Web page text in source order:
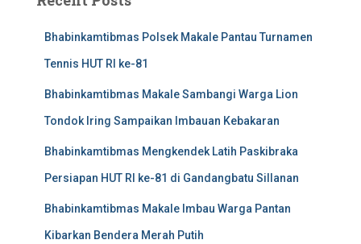
Bhabinkamtibmas Polsek Makale Pantau Turnamen
Tennis HUT RI ke-81
Bhabinkamtibmas Makale Sambangi Warga Lion
Tondok Iring Sampaikan Imbauan Kebakaran
Bhabinkamtibmas Mengkendek Latih Paskibraka
Persiapan HUT RI ke-81 di Gandangbatu Sillanan
Bhabinkamtibmas Makale Imbau Warga Pantan
Kibarkan Bendera Merah Putih